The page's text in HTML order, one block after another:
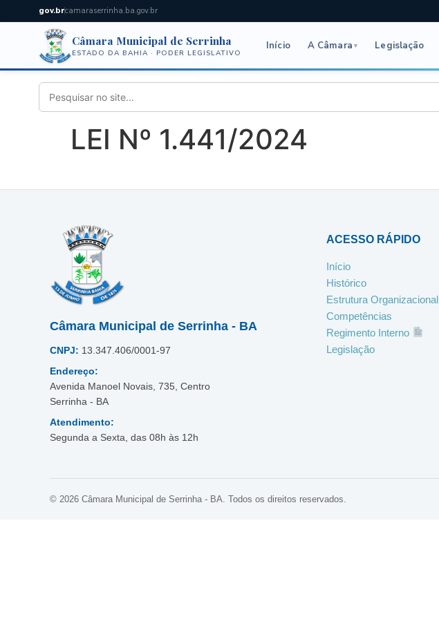
gov.brcamaraserrinha.ba.gov.br
Câmara Municipal de Serrinha
ESTADO DA BAHIA · PODER LEGISLATIVO
Início A Câmara ▾ Legislação
LEI Nº 1.441/2024
Câmara Municipal de Serrinha - BA
CNPJ: 13.347.406/0001-97
Endereço:
Avenida Manoel Novais, 735, Centro
Serrinha - BA
Atendimento:
Segunda a Sexta, das 08h às 12h
ACESSO RÁPIDO
Início
Histórico
Estrutura Organizacional
Competências
Regimento Interno
Legislação
© 2026 Câmara Municipal de Serrinha - BA. Todos os direitos reservados.